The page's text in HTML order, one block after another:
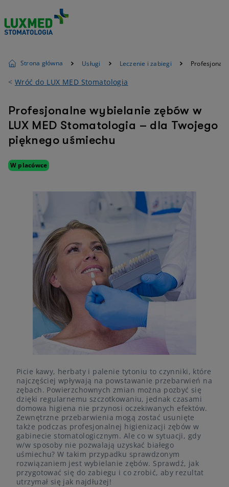
Strona główna Usługi Leczenie i zabiegi
< Wróć do LUX MED Stomatologia
Profesjonalne wybielanie zębów w
LUX MED Stomatologia – dla Twojego
pięknego uśmiechu
W placówce
Picie kawy, herbaty i palenie tytoniu to czynniki, które
najczęściej wpływają na powstawanie przebarwień na
zębach. Powierzchownych zmian można pozbyć się
dzięki regularnemu szczotkowaniu, jednak czasami
domowa higiena nie przynosi oczekiwanych efektów.
Zewnętrzne przebarwienia mogą zostać usunięte
także podczas profesjonalnej higienizacji zębów w
gabinecie stomatologicznym. Ale co w sytuacji, gdy
w/w sposoby nie pozwalają uzyskać białego
uśmiechu? W takim przypadku sprawdzonym
rozwiązaniem jest wybielanie zębów. Sprawdź, jak
przygotować się do zabiegu i co zrobić, aby rezultat
utrzymał się jak najdłużej!